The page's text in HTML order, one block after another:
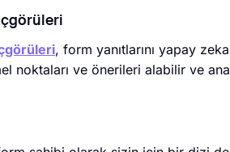
, form yanıtlarını yapay
noktaları ve önerileri alabilir ve